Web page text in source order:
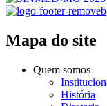
Mapa do site
Quem somos
História